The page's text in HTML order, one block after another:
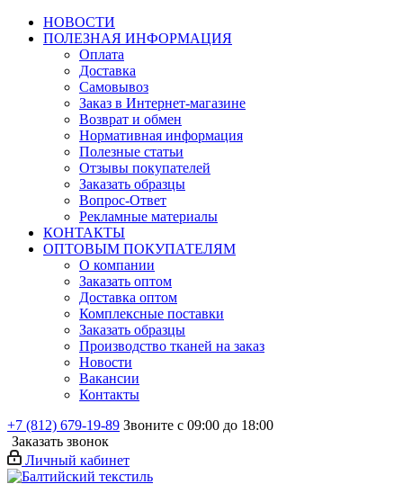
НОВОСТИ
ПОЛЕЗНАЯ ИНФОРМАЦИЯ
Оплата
Доставка
Самовывоз
Заказ в Интернет-магазине
Возврат и обмен
Нормативная информация
Полезные статьи
Отзывы покупателей
Заказать образцы
Вопрос-Ответ
Рекламные материалы
КОНТАКТЫ
ОПТОВЫМ ПОКУПАТЕЛЯМ
О компании
Заказать оптом
Доставка оптом
Комплексные поставки
Заказать образцы
Производство тканей на заказ
Новости
Вакансии
Контакты
+7 (812) 679-19-89 Звоните с 09:00 до 18:00
Заказать звонок
Личный кабинет